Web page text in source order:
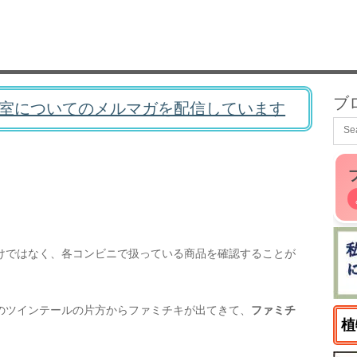
についてのメルマガを配信しています
はなく、各コンビニで扱っている商品を確認することが
インテールの片方からファミチキが出てきて、 ファミチ
ブ